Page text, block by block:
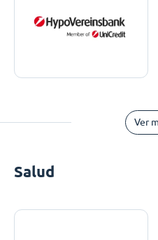
Ver
Salud